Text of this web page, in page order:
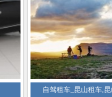
自驾租车_昆山租车,昆